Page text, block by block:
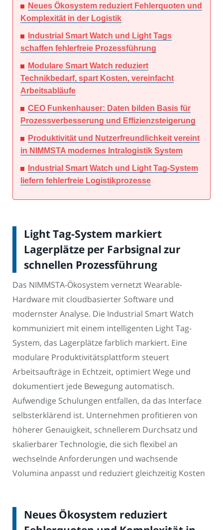
Neues Ökosystem reduziert Fehlerquoten und
Komplexität in der Logistik
Industrial Smart Watch und Light Tags
schaffen fehlerfreie Prozessführung
Modulare Smart Watch reduziert
Technikbedarf, spart Kosten, vereinfacht
Arbeitsabläufe
CEO Funkenhauser: Daten bilden Basis für
Prozessverbesserung und Effizienzsteigerung
Produktivität und Nutzerfreundlichkeit vereint
in NIMMSTA modernes Intralogistik System
Industrial Smart Watch und Light Tag-System
liefern fehlerfreie Logistikprozesse
Light Tag-System markiert
Lagerplätze per Farbsignal zur
schnellen Prozessführung
Das NIMMSTA-Ökosystem vernetzt Wearable-
Hardware mit cloudbasierter Software und
modernster Analyse. Die Industrial Smart Watch
kommuniziert mit einem intelligenten Light Tag-
System, das Lagerplätze farblich markiert. Eine
modulare Produktivitätsplattform steuert
Arbeitsaufträge in Echtzeit, optimiert Wege und
dokumentiert jede Bewegung automatisch.
Aufwendige Schulungen entfallen, da das Interface
selbsterklärend ist. Unternehmen profitieren von
höherer Genauigkeit, schnellerem Durchsatz und
skalierbarer Technologie, die sich flexibel an
wechselnde Anforderungen und wachsende
Volumina anpasst und reduziert gleichzeitig Kosten
Neues Ökosystem reduziert